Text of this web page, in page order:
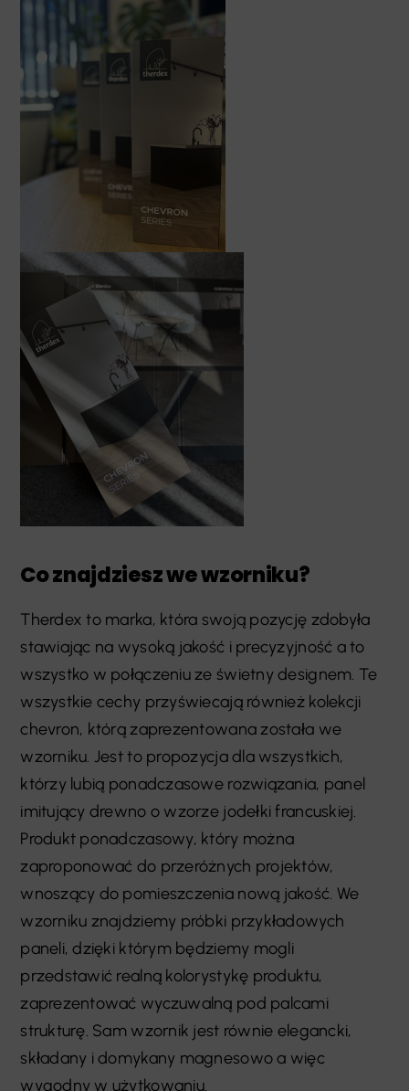
Co znajdziesz we wzorniku?
Therdex to marka, która swoją pozycję zdobyła
stawiając na wysoką jakość i precyzyjność a to
wszystko w połączeniu ze świetny designem. Te
wszystkie cechy przyświecają również kolekcji
chevron, którą zaprezentowana została we
wzorniku. Jest to propozycja dla wszystkich,
którzy lubią ponadczasowe rozwiązania, panel
imitujący drewno o wzorze jodełki francuskiej.
Produkt ponadczasowy, który można
zaproponować do przeróżnych projektów,
wnoszący do pomieszczenia nową jakość. We
wzorniku znajdziemy próbki przykładowych
paneli, dzięki którym będziemy mogli
przedstawić realną kolorystykę produktu,
zaprezentować wyczuwalną pod palcami
strukturę. Sam wzornik jest równie elegancki,
składany i domykany magnesowo a więc
wygodny w użytkowaniu.